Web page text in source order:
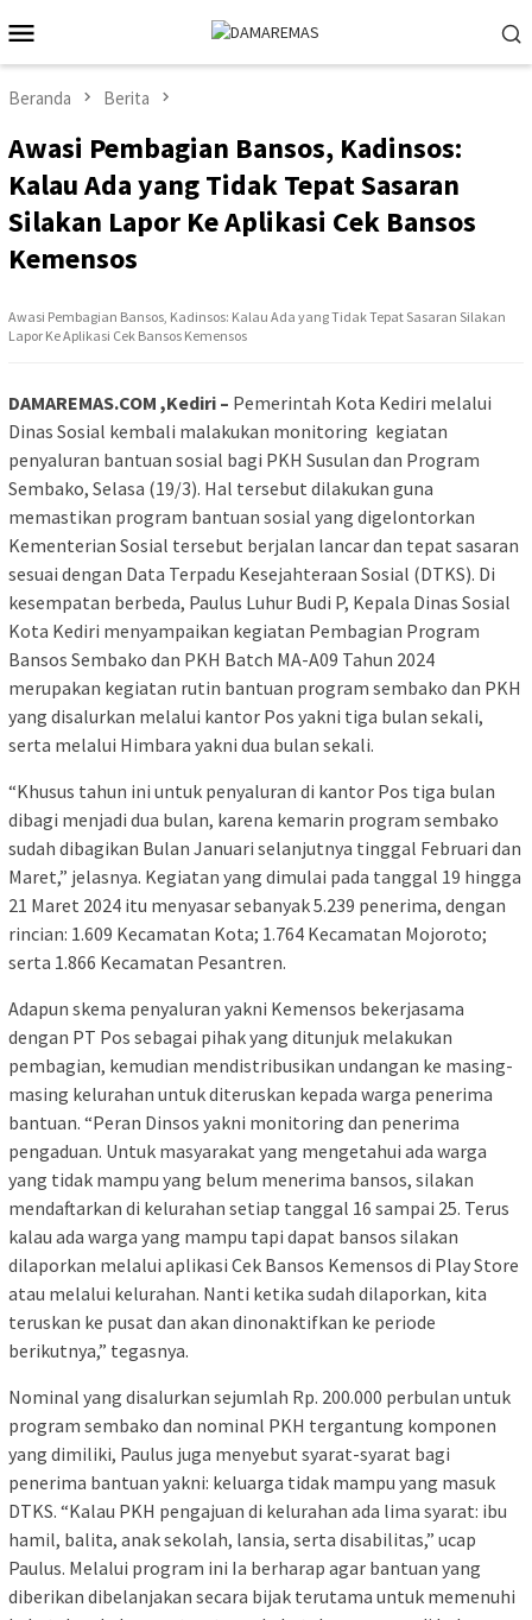
ke
kontenMobile
Beranda Berita
Awasi Pembagian Bansos, Kadinsos:
Kalau Ada yang Tidak Tepat Sasaran
Silakan Lapor Ke Aplikasi Cek Bansos
Kemensos
Awasi Pembagian Bansos, Kadinsos: Kalau Ada yang Tidak Tepat Sasaran Silakan
Lapor Ke Aplikasi Cek Bansos Kemensos
DAMAREMAS.COM ,Kediri – Pemerintah Kota Kediri melalui
Dinas Sosial kembali malakukan monitoring kegiatan
penyaluran bantuan sosial bagi PKH Susulan dan Program
Sembako, Selasa (19/3). Hal tersebut dilakukan guna
memastikan program bantuan sosial yang digelontorkan
Kementerian Sosial tersebut berjalan lancar dan tepat sasaran
sesuai dengan Data Terpadu Kesejahteraan Sosial (DTKS). Di
kesempatan berbeda, Paulus Luhur Budi P, Kepala Dinas Sosial
Kota Kediri menyampaikan kegiatan Pembagian Program
Bansos Sembako dan PKH Batch MA-A09 Tahun 2024
merupakan kegiatan rutin bantuan program sembako dan PKH
yang disalurkan melalui kantor Pos yakni tiga bulan sekali,
serta melalui Himbara yakni dua bulan sekali.
“Khusus tahun ini untuk penyaluran di kantor Pos tiga bulan
dibagi menjadi dua bulan, karena kemarin program sembako
sudah dibagikan Bulan Januari selanjutnya tinggal Februari dan
Maret,” jelasnya. Kegiatan yang dimulai pada tanggal 19 hingga
21 Maret 2024 itu menyasar sebanyak 5.239 penerima, dengan
rincian: 1.609 Kecamatan Kota; 1.764 Kecamatan Mojoroto;
serta 1.866 Kecamatan Pesantren.
Adapun skema penyaluran yakni Kemensos bekerjasama
dengan PT Pos sebagai pihak yang ditunjuk melakukan
pembagian, kemudian mendistribusikan undangan ke masing-
masing kelurahan untuk diteruskan kepada warga penerima
bantuan. “Peran Dinsos yakni monitoring dan penerima
pengaduan. Untuk masyarakat yang mengetahui ada warga
yang tidak mampu yang belum menerima bansos, silakan
mendaftarkan di kelurahan setiap tanggal 16 sampai 25. Terus
kalau ada warga yang mampu tapi dapat bansos silakan
dilaporkan melalui aplikasi Cek Bansos Kemensos di Play Store
atau melalui kelurahan. Nanti ketika sudah dilaporkan, kita
teruskan ke pusat dan akan dinonaktifkan ke periode
berikutnya,” tegasnya.
Nominal yang disalurkan sejumlah Rp. 200.000 perbulan untuk
program sembako dan nominal PKH tergantung komponen
yang dimiliki, Paulus juga menyebut syarat-syarat bagi
penerima bantuan yakni: keluarga tidak mampu yang masuk
DTKS. “Kalau PKH pengajuan di kelurahan ada lima syarat: ibu
hamil, balita, anak sekolah, lansia, serta disabilitas,” ucap
Paulus. Melalui program ini Ia berharap agar bantuan yang
diberikan dibelanjakan secara bijak terutama untuk memenuhi